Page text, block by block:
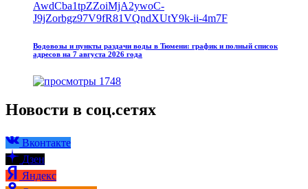
Водовозы и пункты раздачи воды в Тюмени: график и полный список
адресов на 7 августа 2026 года
1748
Новости в соц.сетях
Вконтакте
Дзен
Яндекс